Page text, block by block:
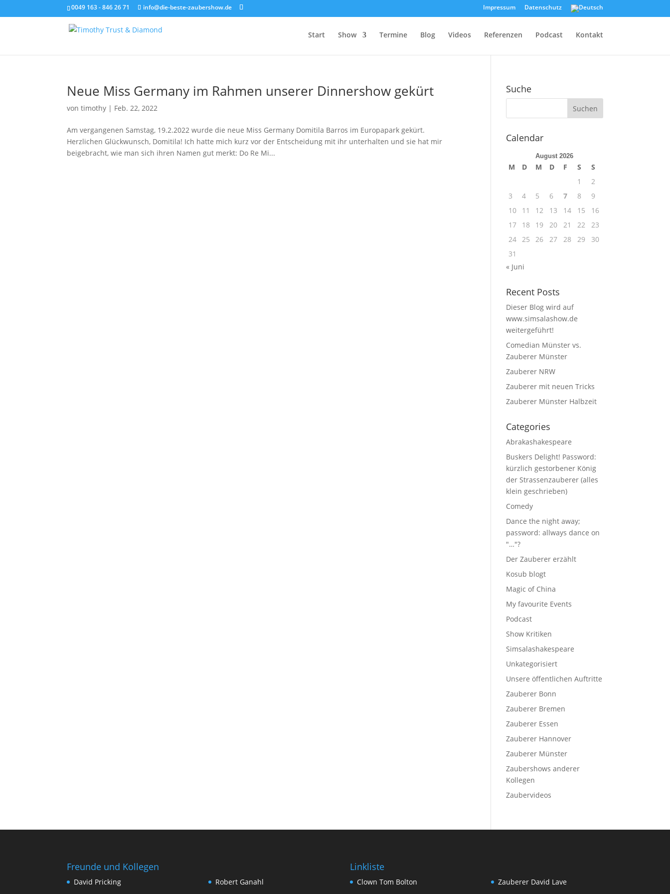
0049 163 - 846 26 71 info@die-beste-zaubershow.de Impressum Datenschutz
Start Show Termine Blog Videos Referenzen Podcast Kontakt
Neue Miss Germany im Rahmen unserer Dinnershow gekürt
vontimothy | Feb. 22, 2022
Am vergangenen Samstag, 19.2.2022 wurde die neue Miss Germany Domitila Barros im Europapark gekürt.
Herzlichen Glückwunsch, Domitila! Ich hatte mich kurz vor der Entscheidung mit ihr unterhalten und sie hat mir
beigebracht, wie man sich ihren Namen gut merkt: Do Re Mi...
Suche
Calendar
August 2026
M D M D F S
S
1
2
3
4 5 6 7 8
9
10
11 12 13 14 15
16
17
18 19 20 21 22
23
24 25 26 27 28 29
30
31
« Juni
Recent Posts
Dieser Blog wird auf
www.simsalashow.de
weitergeführt!
Comedian Münster vs.
Zauberer Münster
Zauberer NRW
Zauberer mit neuen Tricks
Zauberer Münster Halbzeit
Categories
Abrakashakespeare
Buskers Delight! Password:
kürzlich gestorbener König
der Strassenzauberer (alles
klein geschrieben)
Comedy
Dance the night away;
password: allways dance on
"…"?
Der Zauberer erzählt
Kosub blogt
Magic of China
My favourite Events
Podcast
Show Kritiken
Simsalashakespeare
Unkategorisiert
Unsere öffentlichen Auftritte
Zauberer Bonn
Zauberer Bremen
Zauberer Essen
Zauberer Hannover
Zauberer Münster
Zaubershows anderer
Kollegen
Zaubervideos
Freunde und Kollegen
David Pricking
Robert Ganahl
Linkliste
Clown Tom Bolton
Zauberer David Lave